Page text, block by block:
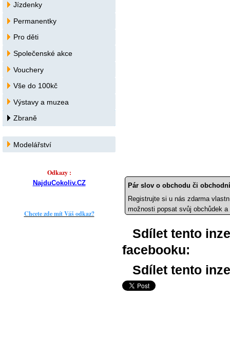
Pár slov o obchodu či
Registrujte si u nás zdarma
možnosti popsat svůj obchůdek
Sdílet tento
facebooku:
Sdílet tento
Jízdenky
Permanentky
Pro děti
Společenské akce
Vouchery
Vše do 100kč
Výstavy a muzea
Zbraně
Modelářství
Odkazy :
NajduCokoliv.CZ
Chcete zde mít Váš odkaz?